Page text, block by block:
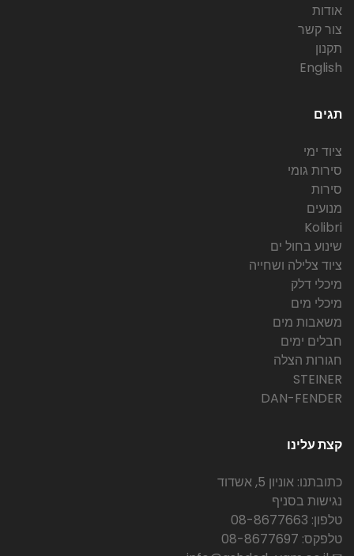
אודות
צור קשר
תקנון
English
תגים
ציוד ימי
סירות גומי
סירות
מנועים
Kolibri
שינוע בחול ים
ציוד צלילה ושחייה
מיכלי דלק
מיכלי מים
משאבות מים
חבלים ימים
חגורות הצלה
STEINER
DAN-FENDER
קצת עלינו
כתובתנו: אוניון 5, אשדוד
נגישות בסניף
טלפון: 08-8677663
טלפקס: 08-8677697